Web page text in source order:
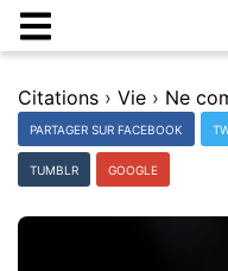
Citations › Vie ›
PARTAGER SUR FACEBOOK
TUMBLR GOOGLE